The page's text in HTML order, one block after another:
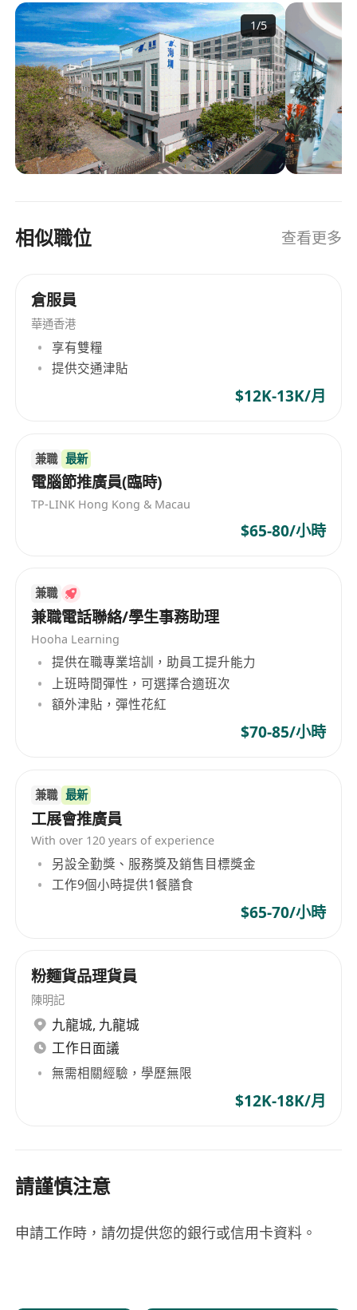
圳将延续自主创新之路，致力于智慧出行、智慧交
通、智慧城市领域，通过视频算法、人工智能、AI
大数据服务的深度开发持续创新，为行业赋能提供
高效稳定的一站式解决方案；为消费者提供便捷、
安全、智能的高科技产品。
1/5
相似職位 查看更多
倉服員
華通香港
享有雙糧
提供交通津貼
$12K-13K/月
兼職 最新
電腦節推廣員(臨時)
TP-LINK Hong Kong & Macau
$65-80/小時
兼職
兼職電話聯絡/學生事務助理
Hooha Learning
提供在職專業培訓，助員工提升能力
上班時間彈性，可選擇合適班次
額外津貼，彈性花紅
$70-85/小時
兼職 最新
工展會推廣員
With over 120 years of experience
另設全勤獎、服務獎及銷售目標獎金
工作9個小時提供1餐膳食
$65-70/小時
粉麵貨品理貨員
陳明記
九龍城, 九龍城
工作日面議
無需相關經驗，學歷無限
$12K-18K/月
請謹慎注意
申請工作時，請勿提供您的銀行或信用卡資料。